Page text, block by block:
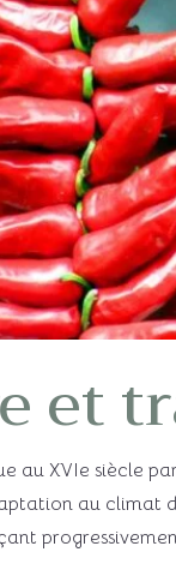
et
au XVIe siècle
au climat